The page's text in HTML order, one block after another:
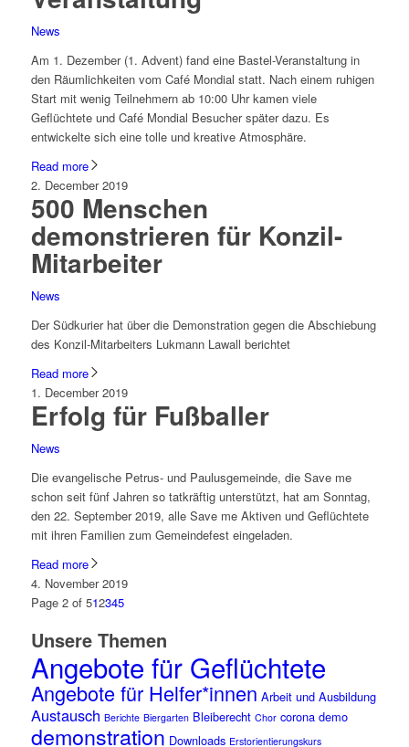
News
Am 1. Dezember (1. Advent) fand eine Bastel-Veranstaltung in
den Räumlichkeiten vom Café Mondial statt. Nach einem ruhigen
Start mit wenig Teilnehmern ab 10:00 Uhr kamen viele
Geflüchtete und Café Mondial Besucher später dazu. Es
entwickelte sich eine tolle und kreative Atmosphäre.
Read more
2. December 2019
500 Menschen
demonstrieren für Konzil-
Mitarbeiter
News
Der Südkurier hat über die Demonstration gegen die Abschiebung
des Konzil-Mitarbeiters Lukmann Lawall berichtet
Read more
1. December 2019
Erfolg für Fußballer
News
Die evangelische Petrus- und Paulusgemeinde, die Save me
schon seit fünf Jahren so tatkräftig unterstützt, hat am Sonntag,
den 22. September 2019, alle Save me Aktiven und Geflüchtete
mit ihren Familien zum Gemeindefest eingeladen.
Read more
4. November 2019
Page 2 of 512345
Unsere Themen
Angebote für Geflüchtete
Angebote für Helfer*innen Arbeit und Ausbildung
Austausch Berichte Biergarten Bleiberecht Chor corona demo
demonstration Downloads Erstorientierungskurs